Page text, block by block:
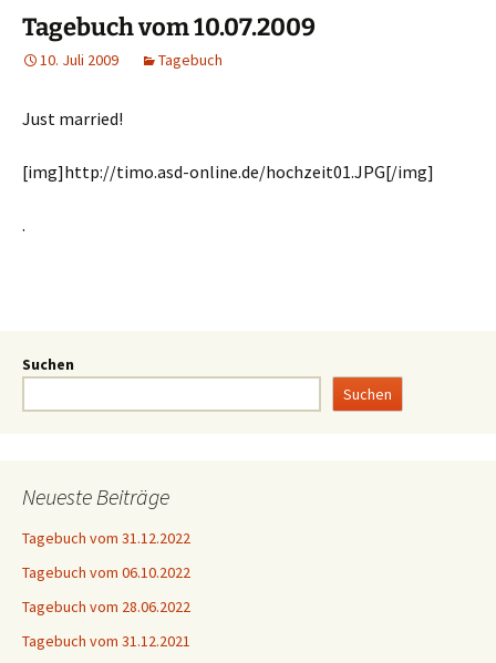
Tagebuch vom 10.07.2009
10. Juli 2009 Tagebuch
Just married!
[img]http://timo.asd-online.de/hochzeit01.JPG[/img]
.
Suchen
Suchen
Neueste Beiträge
Tagebuch vom 31.12.2022
Tagebuch vom 06.10.2022
Tagebuch vom 28.06.2022
Tagebuch vom 31.12.2021